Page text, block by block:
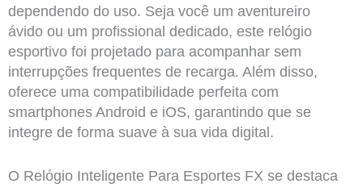
dependendo do uso. Seja você um aventureiro
ávido ou um profissional dedicado, este relógio
esportivo foi projetado para acompanhar sem
interrupções frequentes de recarga. Além disso,
oferece uma compatibilidade perfeita com
smartphones Android e iOS, garantindo que se
integre de forma suave à sua vida digital.
O Relógio Inteligente Para Esportes FX se destaca